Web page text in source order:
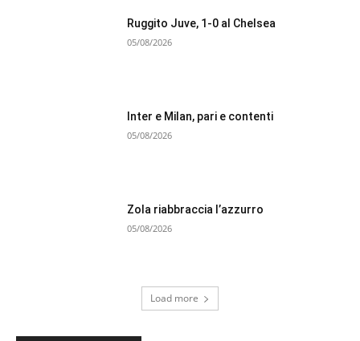
Ruggito Juve, 1-0 al Chelsea
05/08/2026
Inter e Milan, pari e contenti
05/08/2026
Zola riabbraccia l’azzurro
05/08/2026
Load more